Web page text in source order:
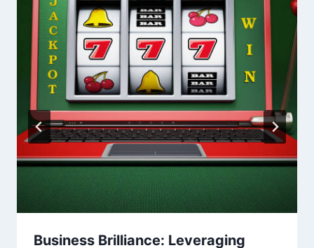
Business Brilliance: Leveraging